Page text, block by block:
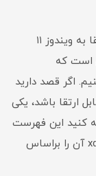
ایسر تا امروز فهرستی از کامپیوترهای قابل ارتقا به ویندوز ۱۱
است که
اگر قصد دارید
از برند ایسر بخرید که به ویندوز ۱۱ قابل ارتقا باشد، یکی
کنید این فهرست
را ایسر هنوز تأیید نکرده است و xda-developers آن را بر‌اساس